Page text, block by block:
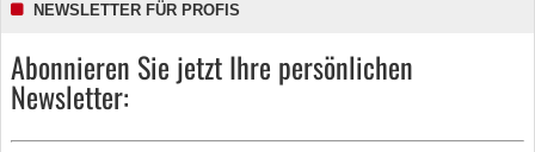
NEWSLETTER FÜR PROFIS
Abonnieren Sie jetzt Ihre persönlichen
Newsletter: